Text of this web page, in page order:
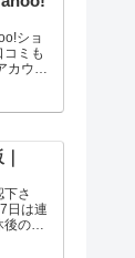
ショ
コミも
ウン
日5%
ング
どこか
さ
日は連
の発